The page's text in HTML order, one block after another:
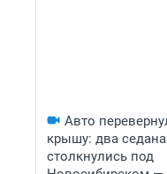
Авто
крышу: два седана
столкнулись под